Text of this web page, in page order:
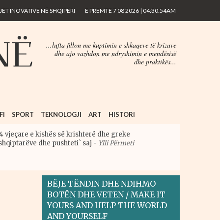
INOVATIVE NË SHQIPËRI E PREMTE 7 08 2026 | 04:30:54AM
...lufta fillon me kuptimin e shkaqeve të krizave
dhe ajo vazhdon me ndryshimin e mendësisë
dhe praktikës...
SPORT TEKNOLOGJI ART HISTORI
vjeçare e kishës së krishterë dhe greke
dhe pushteti` saj - Ylli Përmeti
BËJE TËNDIN DHE NDIHMO
BOTËN DHE VETEN / MAKE IT
YOURS AND HELP THE WORLD
AND YOURSELF